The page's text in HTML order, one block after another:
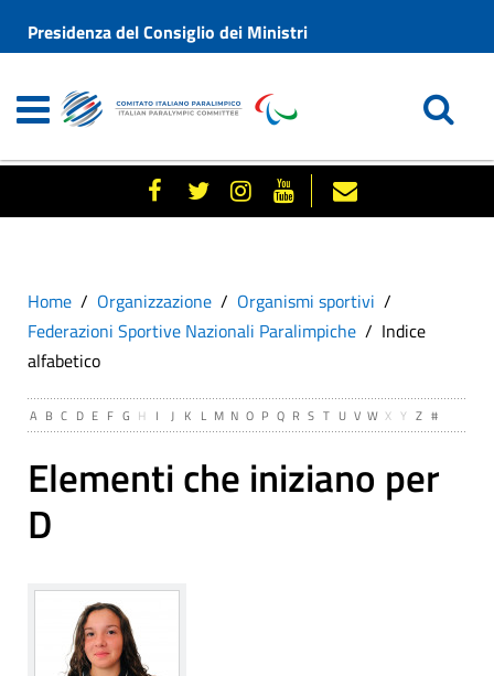
Presidenza del Consiglio dei Ministri
Home Organizzazione
Organismi sportivi
Federazioni Sportive Nazionali Paralimpiche
Indice
alfabetico
A B C D E F G H I J K L M N O P Q R S T U V W X Y Z #
Elementi che iniziano per
D